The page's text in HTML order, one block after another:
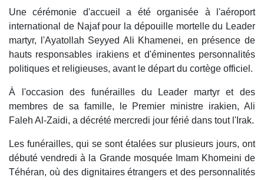
Une cérémonie d'accueil a été organisée à l'aéroport
international de Najaf pour la dépouille mortelle du Leader
martyr, l'Ayatollah Seyyed Ali Khamenei, en présence de
hauts responsables irakiens et d'éminentes personnalités
politiques et religieuses, avant le départ du cortège officiel.
À l'occasion des funérailles du Leader martyr et des
membres de sa famille, le Premier ministre irakien, Ali
Faleh Al-Zaidi, a décrété mercredi jour férié dans tout l'Irak.
Les funérailles, qui se sont étalées sur plusieurs jours, ont
débuté vendredi à la Grande mosquée Imam Khomeini de
Téhéran, où des dignitaires étrangers et des personnalités